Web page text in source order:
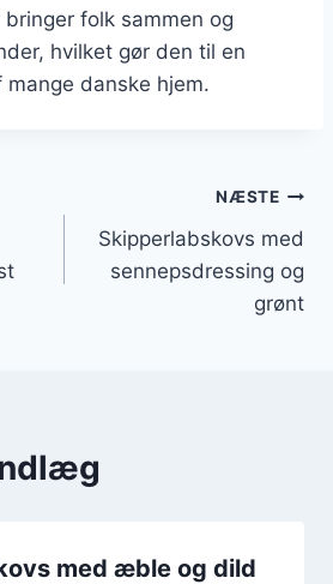
folk sammen og
hvilket gør den til en
danske hjem.
NÆSTE
Skipperlabskovs med
sennepsdressing og
grønt
med æble og dild